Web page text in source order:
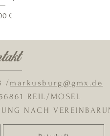
€
/markusburg@gmx.de
REIL/MOSEL
NACH